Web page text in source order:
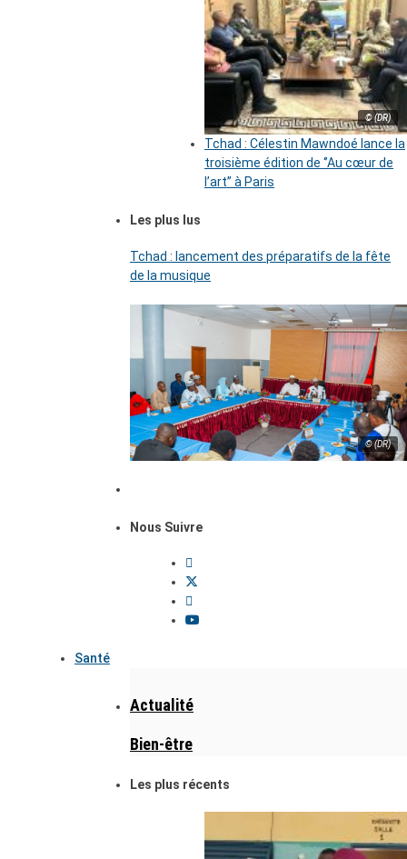
© (DR)
Tchad : Célestin Mawndoé lance la
troisième édition de ‘’Au cœur de
l’art’’ à Paris
Les plus lus
Tchad : lancement des préparatifs de la fête
de la musique
© (DR)
Nous Suivre
Santé
Actualité
Bien-être
Les plus récents